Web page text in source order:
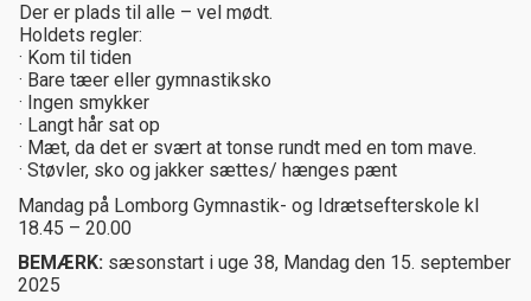
Der er plads til alle – vel mødt.
Holdets regler:
· Kom til tiden
· Bare tæer eller gymnastiksko
· Ingen smykker
· Langt hår sat op
· Mæt, da det er svært at tonse rundt med en tom mave.
· Støvler, sko og jakker sættes/ hænges pænt
Mandag på Lomborg Gymnastik- og Idrætsefterskole kl
18.45 – 20.00
BEMÆRK: sæsonstart i uge 38, Mandag den 15. september
2025